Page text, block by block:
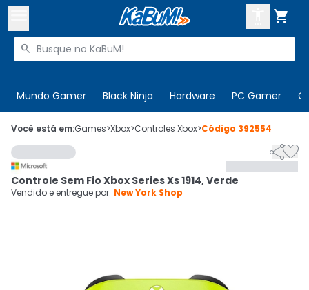

Buscar produtos

Mundo Gamer Black Ninja Hardware PC Gamer
 Olá. Acesse sua conta
 Departamentos
Cupons
CADASTRE-SE
Você está em:Games>Xbox>Controles Xbox>Código 392554

Controle Sem Fio Xbox Series Xs 1914, Verde
Vendido e entregue por: New York Shop